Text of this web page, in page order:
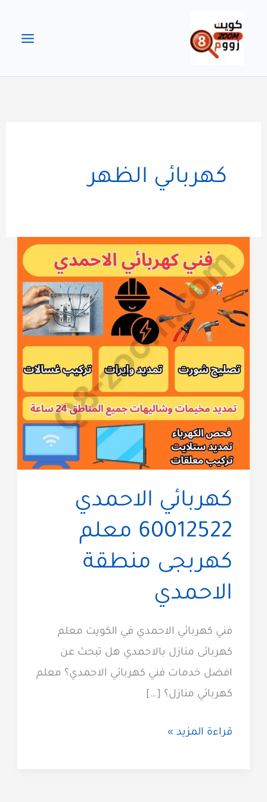
المحتوى
كهربائي الظهر
كهربائي الاحمدي
60012522 معلم
كهربجى منطقة
الاحمدي
فني كهربائي الاحمدي في الكويت معلم
كهربائى منازل بالاحمدي هل تبحث عن
افضل خدمات فني كهربائي الاحمدي؟ معلم
كهربائي منازل؟ […]
كهربائي
قراءة المزيد »